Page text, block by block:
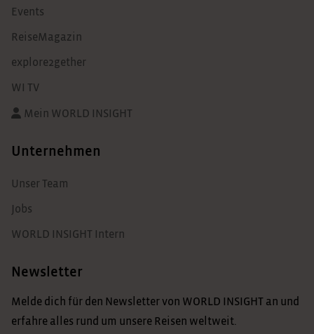
Events
ReiseMagazin
explore2gether
WI TV
Mein WORLD INSIGHT
Unternehmen
Unser Team
Jobs
WORLD INSIGHT Intern
Newsletter
Melde dich für den Newsletter von WORLD INSIGHT an und
erfahre alles rund um unsere Reisen weltweit.